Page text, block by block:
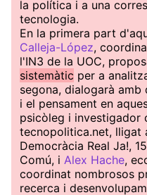
la política i a una
tecnologia.
En la primera part
Calleja-López,
l'IN3 de la UOC,
sistemàtic per a
segona, dialogarà
i el pensament en
psicòleg i investigador
tecnopolitica.net, lligat
Democràcia Real Ja!,
Comú, i Alex Hache,
coordinat nombrosos
recerca i